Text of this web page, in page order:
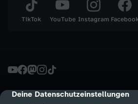
cmp-dialog-description
Deine Datenschutzeinstellungen
TikTok YouTube Instagram